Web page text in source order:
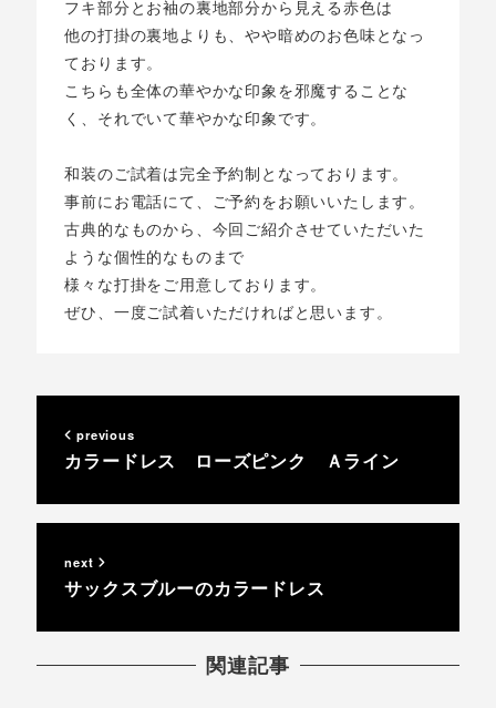
フキ部分とお袖の裏地部分から見える赤色は
他の打掛の裏地よりも、やや暗めのお色味となっ
ております。
こちらも全体の華やかな印象を邪魔することな
く、それでいて華やかな印象です。
和装のご試着は完全予約制となっております。
事前にお電話にて、ご予約をお願いいたします。
古典的なものから、今回ご紹介させていただいた
ような個性的なものまで
様々な打掛をご用意しております。
ぜひ、一度ご試着いただければと思います。
previous
カラードレス ローズピンク Ａライン
next
サックスブルーのカラードレス
関連記事